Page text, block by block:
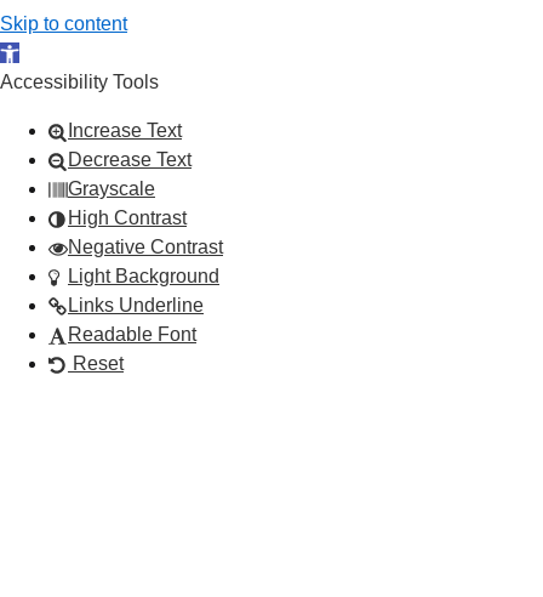
Skip to content
Open toolbar
Accessibility Tools
Increase Text
Decrease Text
Grayscale
High Contrast
Negative Contrast
Light Background
Links Underline
Readable Font
Reset